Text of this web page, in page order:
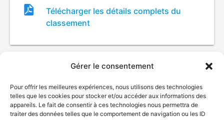
Gérer le consentement
Pour offrir les meilleures expériences, nous utilisons des technologies
telles que les cookies pour stocker et/ou accéder aux informations des
appareils. Le fait de consentir à ces technologies nous permettra de
traiter des données telles que le comportement de navigation ou les ID
Fichier
de
classement
Télécharger les détails complets du
classement